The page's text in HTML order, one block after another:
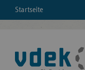
Startseite